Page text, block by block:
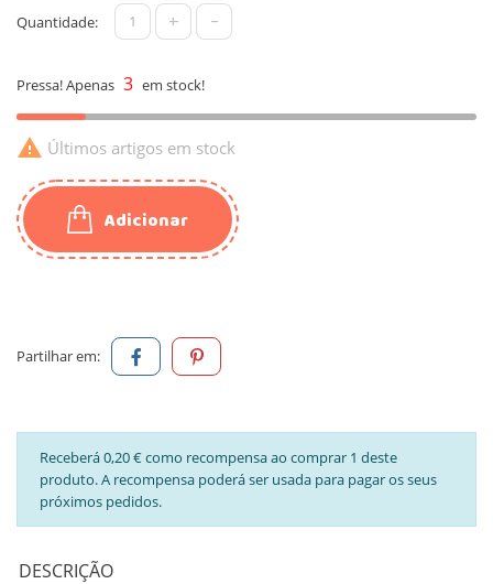
Quantidade: + -
Pressa! Apenas 3 em stock!
 Últimos artigos em stock
Adicionar
Partilhar em:
Receberá 0,20 € como recompensa ao comprar 1 deste
produto. A recompensa poderá ser usada para pagar os seus
próximos pedidos.
DESCRIÇÃO